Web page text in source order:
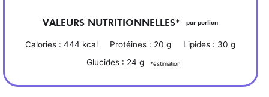
VALEURS NUTRITIONNELLES* par portion
Calories :444 kcal Protéines : 20 g Lipides : 30 g
Glucides : 24 g *estimation